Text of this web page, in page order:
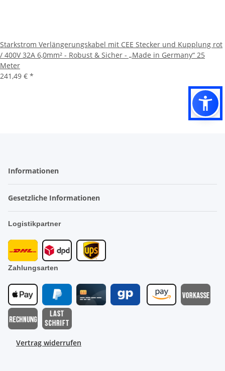
Starkstrom Verlängerungskabel mit CEE Stecker und Kupplung rot
/ 400V 32A 6,0mm² - Robust & Sicher - „Made in Germany“ 25
Meter
241,49 € *
Informationen
Gesetzliche Informationen
Logistikpartner
Zahlungsarten
Vertrag widerrufen